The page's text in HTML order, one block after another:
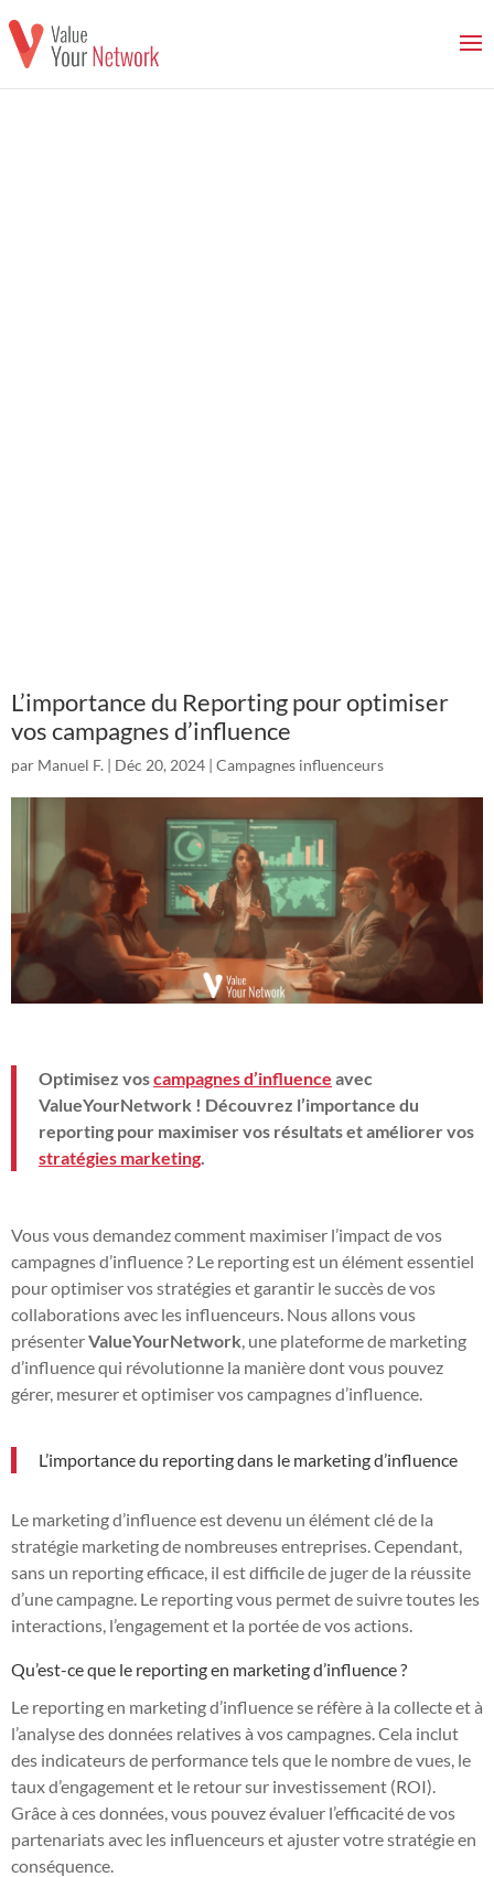
L’importance du Reporting pour optimiser
vos campagnes d’influence
par Manuel F. | Déc 20, 2024 | Campagnes influenceurs
Optimisez voscampagnes d’influence avec
ValueYourNetwork ! Découvrez l’importance du
reporting pour maximiser vos résultats et améliorer vos
stratégies marketing
Vous vous demandez comment maximiser l’impact de vos
campagnes d’influence ? Le reporting est un élément essentiel
pour optimiser vos stratégies et garantir le succès de vos
collaborations avec les influenceurs. Nous allons vous
présenterValueYourNetwork , une plateforme de marketing
d’influence qui révolutionne la manière dont vous pouvez
gérer, mesurer et optimiser vos campagnes d’influence.
L’importance du reporting dans le marketing d’influence
Le marketing d’influence est devenu un élément clé de la
stratégie marketing de nombreuses entreprises. Cependant,
sans un reporting efficace, il est difficile de juger de la réussite
d’une campagne. Le reporting vous permet de suivre toutes les
interactions, l’engagement et la portée de vos actions.
Qu’est-ce que le reporting en marketing d’influence ?
Le reporting en marketing d’influence se réfère à la collecte et à
l’analyse des données relatives à vos campagnes. Cela inclut
des indicateurs de performance tels que le nombre de vues, le
taux d’engagement et le retour sur investissement (ROI).
Grâce à ces données, vous pouvez évaluer l’efficacité de vos
partenariats avec les influenceurs et ajuster votre stratégie en
conséquence.